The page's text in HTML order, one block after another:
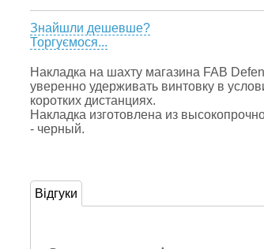
Знайшли дешевше?
Торгуємося...
Накладка на шахту магазина FAB
уверенно удерживать винтовку в
коротких дистанциях.
Накладка изготовлена из
- черный.
Відгуки